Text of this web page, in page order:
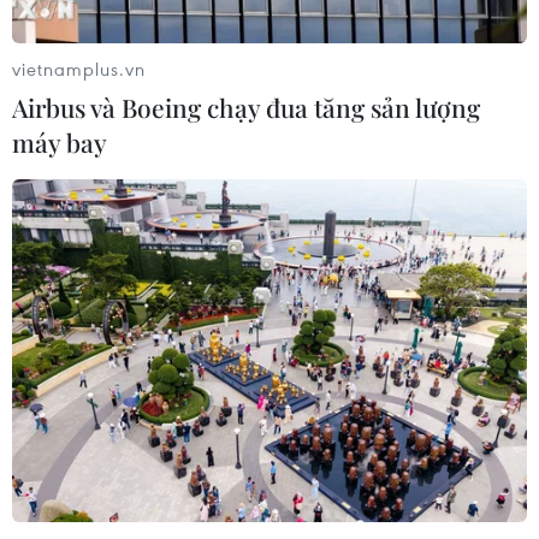
10/08/2026 03:59
thương mại điện tử
10/08/2026 03:36
Liệu AI có phải là vấn đề an ninh
mạng lớn nhất?
10/08/2026 03:29
Khoa học, công nghệ - trụ cột mới
trong quan hệ Việt Nam-Canada
vietnamplus.vn
Airbus và Boeing chạy đua tăng sản lượng
máy bay